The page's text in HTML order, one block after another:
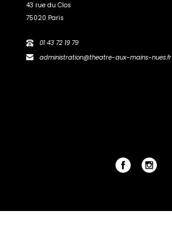
43 rue du Clos
75020 Paris
01 43 72 19 79
administration@theatre-aux-mains-nues.fr